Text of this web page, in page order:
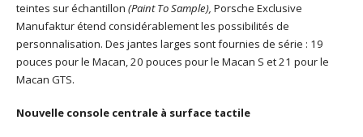
teintes sur échantillon (Paint To Sample), Porsche Exclusive
Manufaktur étend considérablement les possibilités de
personnalisation. Des jantes larges sont fournies de série : 19
pouces pour le Macan, 20 pouces pour le Macan S et 21 pour le
Macan GTS.
Nouvelle console centrale à surface tactile